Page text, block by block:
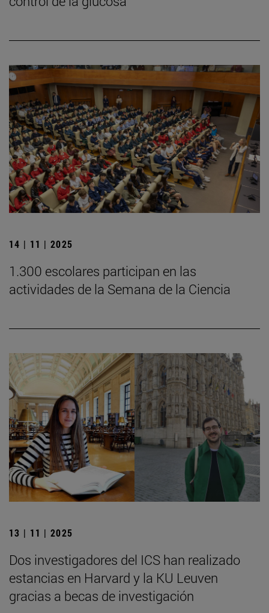
14 | 11 | 2025
1.300 escolares participan en las
actividades de la Semana de la Ciencia
13 | 11 | 2025
Dos investigadores del ICS han realizado
estancias en Harvard y la KU Leuven
gracias a becas de investigación